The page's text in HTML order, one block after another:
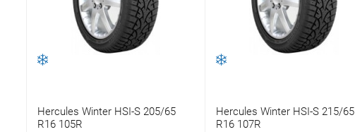
Hercules Winter HSI-S 205/65
R16 105R
Hercules Winter HSI-S 215/65
R16 107R